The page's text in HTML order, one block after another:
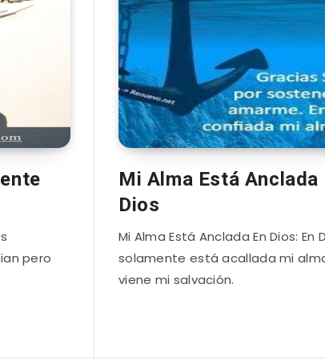
pero
Mi Alma Está Anclada
Dios
Mi Alma Está Anclada En Dios: En
solamente está acallada mi
viene mi salvación.